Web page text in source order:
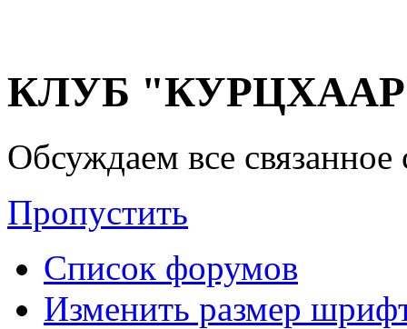
КЛУБ "КУРЦХААР"
Обсуждаем все
Пропустить
Список форумов
Изменить размер